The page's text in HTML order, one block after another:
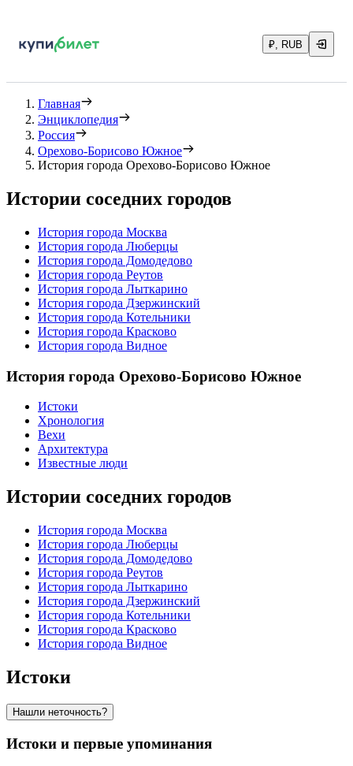
₽, RUB
Главная
Энциклопедия
Россия
Орехово-Борисово Южное
История города Орехово-Борисово Южное
Истории соседних городов
История города Москва
История города Люберцы
История города Домодедово
История города Реутов
История города Лыткарино
История города Дзержинский
История города Котельники
История города Красково
История города Видное
История города Орехово-Борисово Южное
Истоки
Хронология
Вехи
Архитектура
Известные люди
Истории соседних городов
История города Москва
История города Люберцы
История города Домодедово
История города Реутов
История города Лыткарино
История города Дзержинский
История города Котельники
История города Красково
История города Видное
Истоки
Нашли неточность?
Истоки и первые упоминания